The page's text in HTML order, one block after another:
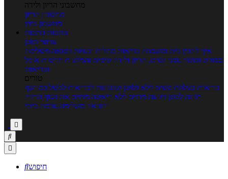
מחשבוני הריון ולידה
מחשבון הריון
מחשבון ביוץ
כתבות כתבות
ערוצי תוכן
איך להכין בית ומשפחה בריאות מחלות ובעיות רפואה משלימה
ספורט וכושר גופני נשים, הריון ולידה טיפים והמלצות חדשות אוכל
ובריאות
טורים
בריאות בצלחת טעים ללא גלוטן טבעונות לבריאות לבשל כמו שף
תזונה לבטן רגועה מרזים ללא דיאטה מזיזים את הגוף הרזיה
ורפואה משלימה גורמה ביתי



חיפוש